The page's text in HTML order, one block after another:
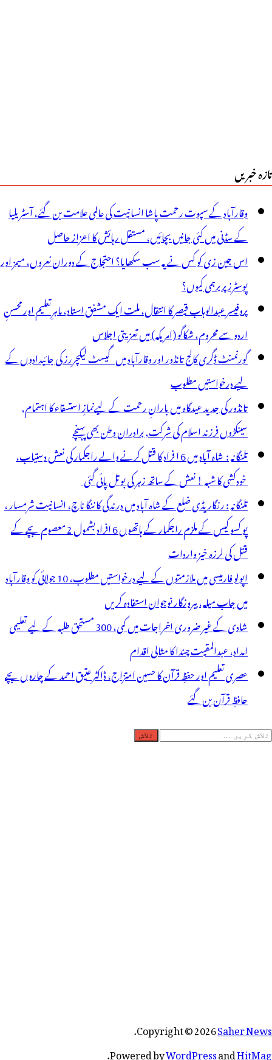
تازہ خبریں
وقارآباد کے سپوت رحمت پاشا انسانیت کی عالمی علامت بن گئے، آسٹریلیا
کے سڈنی میں کئی جانیں بچائیں، مستقل رہائش کا اعزاز حاصل
اس جین زی کو کس نے یہ سب سکھایا؟ احتجاج کے دوران نعروں، میمز اور
پوسٹرز پر برہمی کیوں؟
پروفیسر عبدالوہاب قیصر کا انتقال، ملت ایک مشفق استاد، ماہرِتعلیم اور محسنِ
اردو سے محروم، شکاگو (امریکہ) میں تعزیتی اجلاس
گورنمنٹ ڈگری کالج تانڈور اور وقارآباد میں گیسٹ لیکچررز کی جائیدادوں کے
لیے درخواستیں مطلوب
تانڈور کی جدید عیدگاہ میں بارانِ رحمت کے لیےنمازِ استسقاء کا اہتمام,
سینکڑوں فرزند اسلام کی شرکت, برادران وطن بھی پہنچے
تلنگانہ : شاہ آباد میں 6 ا فراد کا قتل کرنے والے راجکمار کی نعش دستیاب،
خودکشی کا شبہ ! نعش کے ساتھ زہر کی بوتل پائی گئی
تلنگانہ : رنگاریڈی ضلع کے شاہ آباد میں درندگی کا ننگا ناچ، انسانیت شرمسار ،
پو کسو کیس کے ملزم راجکمار کے ہاتھوں 6 افراد بشمول 2 معصوم بچے کے
قتل کی لرزہ خیز واردات
اپولو فارمیسی میں ملازمتوں کے لیے درخواستیں مطلوب، 10 جولائی کو وقارآباد
میں جاب میلہ، بیروزگار نوجوان استفادہ کریں
شادی کے غیر ضروری اخراجات میں کمی، 300 مستحق طلبہ کے لیے تعلیمی
امداد، عبدالمقیت چندا کا مثالی اقدام
عصری تعلیم اور حفظِ قرآن کا حسین امتزاج، ڈاکٹر عتیق احمد کے چاروں بچے
حافظِ قرآن بن گئے
تلاش
Copyright © 2026Saher News
.
Powered byWordPressandHitMag
.